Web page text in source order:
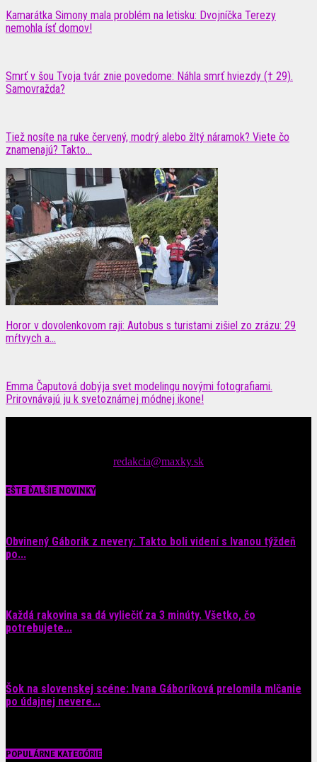
Kamarátka Simony mala problém na letisku: Dvojníčka Terezy
nemohla ísť domov!
Smrť v šou Tvoja tvár znie povedome: Náhla smrť hviezdy († 29).
Samovražda?
Tiež nosíte na ruke červený, modrý alebo žltý náramok? Viete čo
znamenajú? Takto...
Horor v dovolenkovom raji: Autobus s turistami zišiel zo zrázu: 29
mŕtvych a...
Emma Čaputová dobýja svet modelingu novými fotografiami.
Prirovnávajú ju k svetoznámej módnej ikone!
redakcia@maxky.sk
EŠTE ĎALŠIE NOVINKY
Obvinený Gáborik z nevery: Takto boli videní s Ivanou týždeň
po...
Každá rakovina sa dá vyliečiť za 3 minúty. Všetko, čo
potrebujete...
Šok na slovenskej scéne: Ivana Gáboríková prelomila mlčanie
po údajnej nevere...
POPULÁRNE KATEGÓRIE